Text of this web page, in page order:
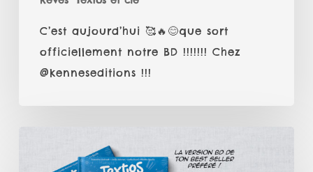
C’est aujourd’hui 🥰🔥😊que sort
officiellement notre BD !!!!!!! Chez
@kenneseditions !!!
Nouvelle